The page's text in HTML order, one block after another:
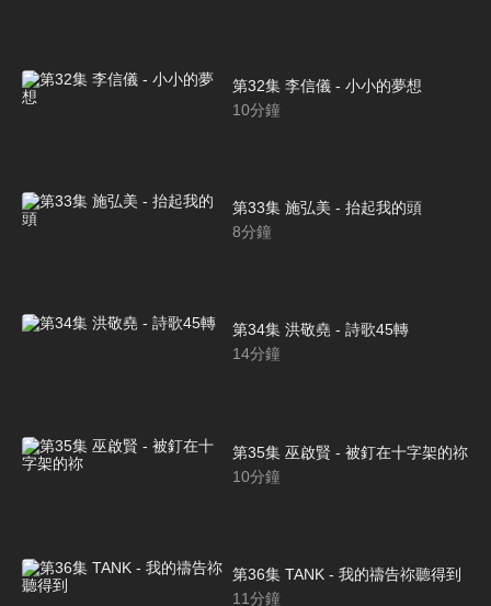
第32集 李信儀 - 小小的夢想
10分鐘
第33集 施弘美 - 抬起我的頭
8分鐘
第34集 洪敬堯 - 詩歌45轉
14分鐘
第35集 巫啟賢 - 被釘在十字架的祢
10分鐘
第36集 TANK - 我的禱告祢聽得到
11分鐘